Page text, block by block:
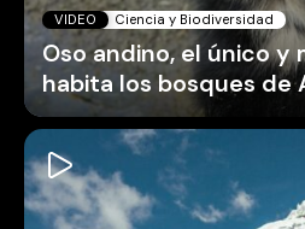
VIDEO Ciencia y Biodiversidad
Oso andino, el único
habita los bosques de